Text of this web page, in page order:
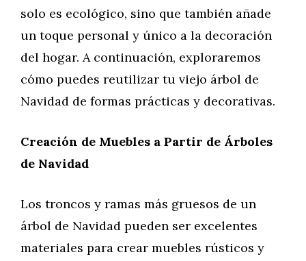
solo es ecológico, sino que también añade
un toque personal y único a la decoración
del hogar. A continuación, exploraremos
cómo puedes reutilizar tu viejo árbol de
Navidad de formas prácticas y decorativas.
Creación de Muebles a Partir de Árboles
de Navidad
Los troncos y ramas más gruesos de un
árbol de Navidad pueden ser excelentes
materiales para crear muebles rústicos y